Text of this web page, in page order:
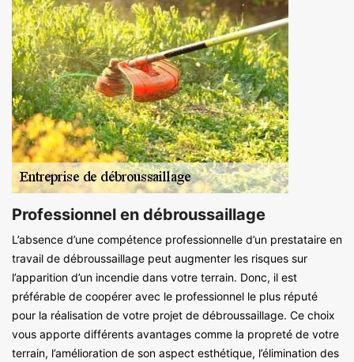
Professionnel en débroussaillage
L’absence d’une compétence professionnelle d’un prestataire en
travail de débroussaillage peut augmenter les risques sur
l’apparition d’un incendie dans votre terrain. Donc, il est
préférable de coopérer avec le professionnel le plus réputé
pour la réalisation de votre projet de débroussaillage. Ce choix
vous apporte différents avantages comme la propreté de votre
terrain, l’amélioration de son aspect esthétique, l’élimination des